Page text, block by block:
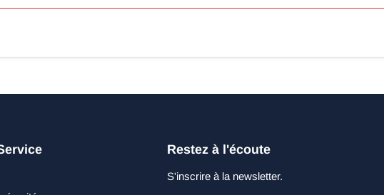
Restez à l'écoute
S'inscrire à la newsletter.